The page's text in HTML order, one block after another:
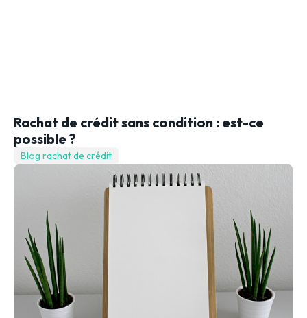
Rachat de crédit sans condition : est-ce
possible ?
Blog rachat de crédit